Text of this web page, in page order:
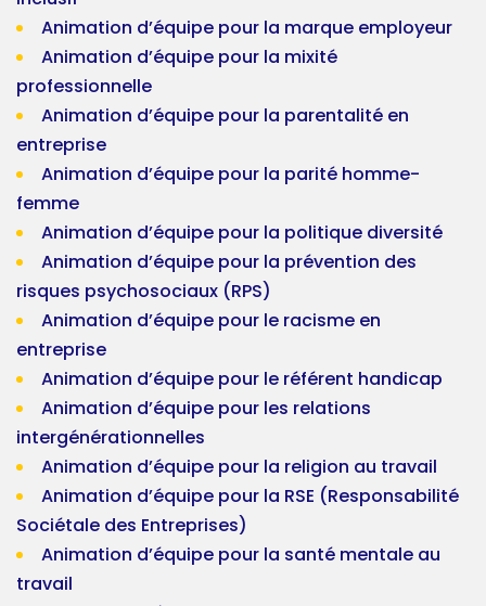
Animation d’équipe pour la marque employeur
Animation d’équipe pour la mixité
professionnelle
Animation d’équipe pour la parentalité en
entreprise
Animation d’équipe pour la parité homme-
femme
Animation d’équipe pour la politique diversité
Animation d’équipe pour la prévention des
risques psychosociaux (RPS)
Animation d’équipe pour le racisme en
entreprise
Animation d’équipe pour le référent handicap
Animation d’équipe pour les relations
intergénérationnelles
Animation d’équipe pour la religion au travail
Animation d’équipe pour la RSE (Responsabilité
Sociétale des Entreprises)
Animation d’équipe pour la santé mentale au
travail